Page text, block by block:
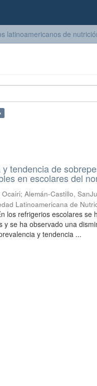
latinoamericanos de
tendencia de
en escolares del
Ocairi;Alemán-Castillo,
Latinoamericana de
los refrigerios escolares
y se ha observado una
y tendencia ...